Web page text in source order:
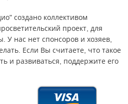
создано коллективом
проект, для
У нас нет спонсоров и хозяев,
Если Вы считаете, что такое
и развиваться, поддержите его